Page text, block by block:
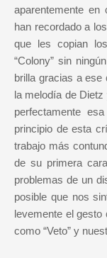
aparentemente
han recordado a
que les copian
“Colony” sin
brilla gracias a ese
la melodía de Dietz
perfectamente
principio de esta
trabajo más
de su primera
problemas de un
posible que nos
levemente el gesto
como “Veto” y